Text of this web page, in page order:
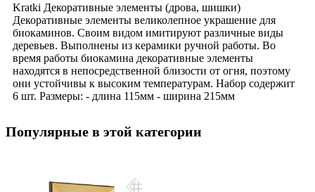
Kratki Декоративные элементы (дрова, шишки)
Декоративные элементы великолепное украшение для
биокаминов. Своим видом имитируют различные виды
деревьев. Выполнены из керамики ручной работы. Во
время работы биокамина декоративные элементы
находятся в непосредственной близости от огня, поэтому
они устойчивы к высоким температурам. Набор содержит
6 шт. Размеры: - длина 115мм - ширина 215мм
Популярные в этой категории